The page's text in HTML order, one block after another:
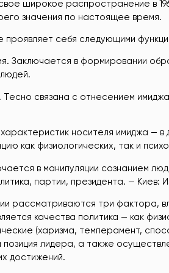
широкое распространение в
значения по настоящее время.
проявляет себя следующими
Заключается в формировании
Тесно связана с отнесением
носителя имиджа —
как физиологических, так и
в манипуляции сознанием
партии, президента. — Киев:
рассматриваются три фактора,
качества политика — как
(харизма, темперамент,
позиция лидера, а также
достижений.